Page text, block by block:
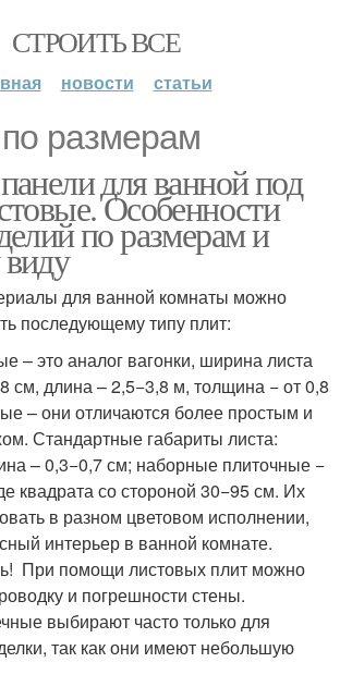
СТРОИТЬ ВСЕ
новости статьи
размерам
для ванной под
Особенности
по размерам и
для ванной комнаты можно
последующему типу плит:
– это аналог вагонки, ширина листа
см, длина – 2,5−3,8 м, толщина − от 0,8
– они отличаются более простым и
Стандартные габариты листа:
– 0,3−0,7 см; наборные плиточные −
квадрата со стороной 30−95 см. Их
в разном цветовом исполнении,
интерьер в ванной комнате.
При помощи листовых плит можно
и погрешности стены.
выбирают часто только для
так как они имеют небольшую